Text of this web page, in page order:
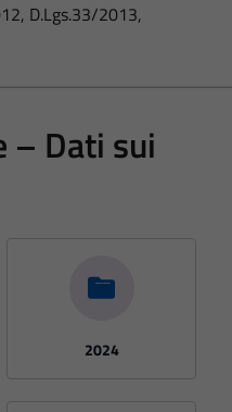
D.Lgs.33/2013,
– Dati sui
2024